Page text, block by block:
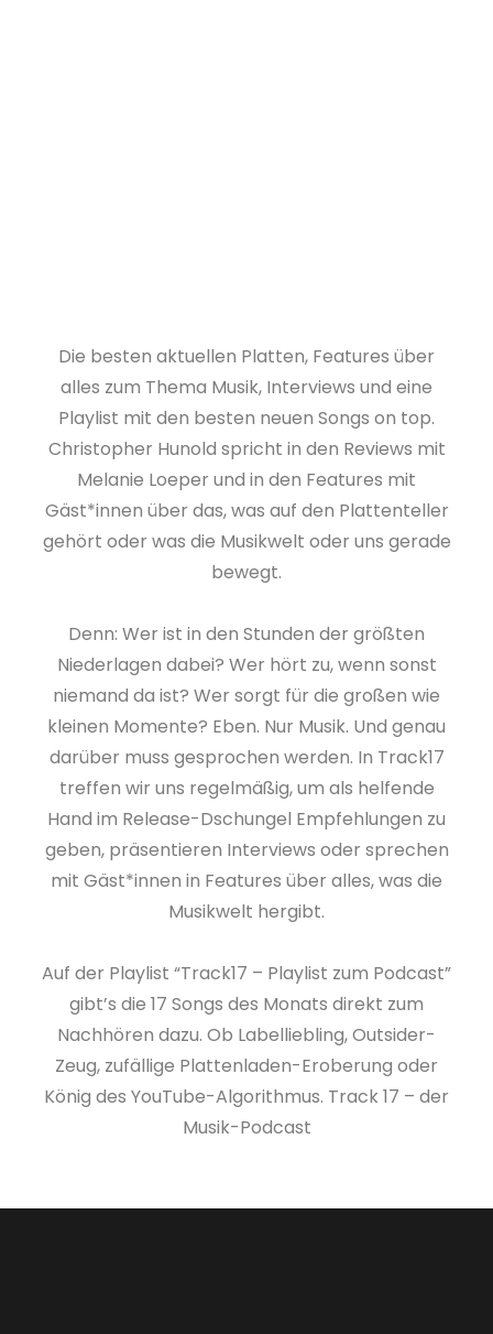
Die besten aktuellen Platten, Features über
alles zum Thema Musik, Interviews und eine
Playlist mit den besten neuen Songs on top.
Christopher Hunold spricht in den Reviews mit
Melanie Loeper und in den Features mit
Gäst*innen über das, was auf den Plattenteller
gehört oder was die Musikwelt oder uns gerade
bewegt.
Denn: Wer ist in den Stunden der größten
Niederlagen dabei? Wer hört zu, wenn sonst
niemand da ist? Wer sorgt für die großen wie
kleinen Momente? Eben. Nur Musik. Und genau
darüber muss gesprochen werden. In Track17
treffen wir uns regelmäßig, um als helfende
Hand im Release-Dschungel Empfehlungen zu
geben, präsentieren Interviews oder sprechen
mit Gäst*innen in Features über alles, was die
Musikwelt hergibt.
Auf der Playlist “Track17 – Playlist zum Podcast”
gibt’s die 17 Songs des Monats direkt zum
Nachhören dazu. Ob Labelliebling, Outsider-
Zeug, zufällige Plattenladen-Eroberung oder
König des YouTube-Algorithmus. Track 17 – der
Musik-Podcast